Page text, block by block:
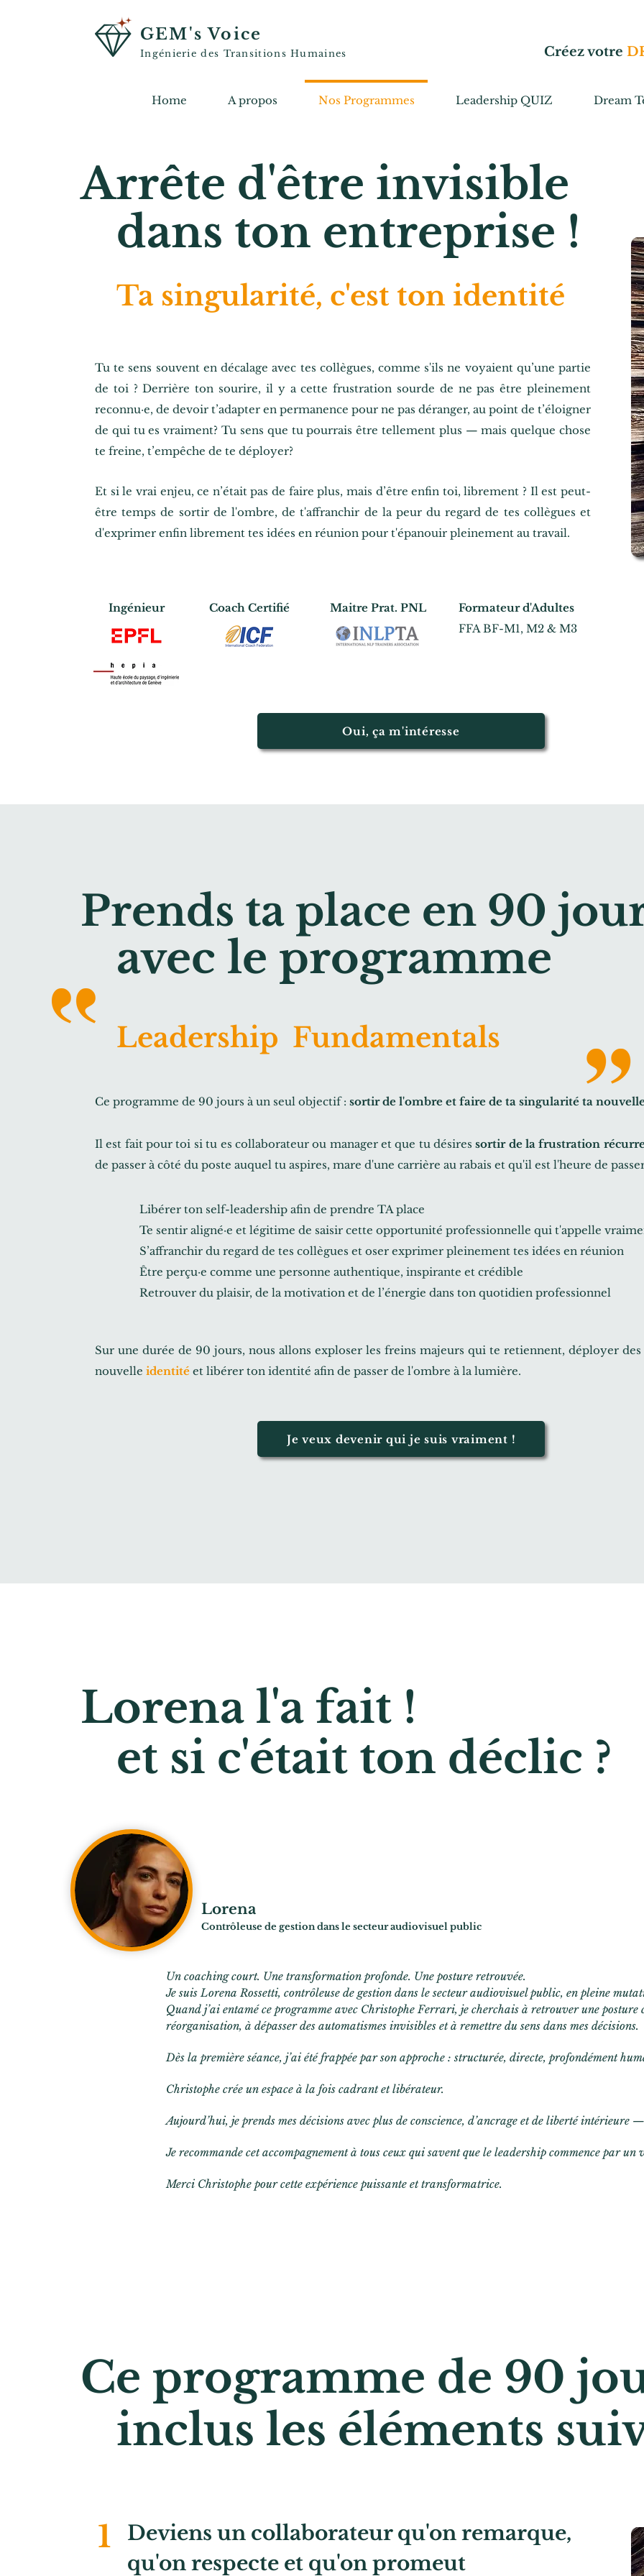
GEM's Voice
Ingénierie des Transitions Humaines Créez votre
Home A propos Nos Programmes Leadership QUIZ Dream
Tu te sens souvent en décalage avec tes collègues, comme s'ils ne voyaient qu’une partie
de toi ? Derrière ton sourire, il y a cette frustration sourde de ne pas être pleinement
reconnu·e, de devoir t’adapter en permanence pour ne pas déranger, au point de t’éloigner
de qui tu es vraiment? Tu sens que tu pourrais être tellement plus — mais quelque chose
te freine, t’empêche de te déployer?
Et si le vrai enjeu, ce n’était pas de faire plus, mais d’être enfin toi, librement ? Il est peut-
être temps de sortir de l'ombre, de t'affranchir de la peur du regard de tes collègues et
d'exprimer enfin librement tes idées en réunion pour t'épanouir pleinement au travail.
Arrête d'être invisible
dans ton entreprise !
Ta singularité, c'est ton identité
Ingénieur Coach Certifié Maitre Prat. PNL
Formateur d'Adultes
FFA BF-M1, M2 & M3
Oui, ça m'intéresse
Prends ta place en 90
Leadership Fundamentals
avec le programme
Ce programme de 90 jours à un seul objectif : sortir de l'ombre et faire de ta singularité ta
Il est fait pour toi si tu es collaborateur ou manager et que tu désiressortir de la frustration
de passer à côté du poste auquel tu aspires, mare d'une carrière au rabais et qu'il est l'heure de
Libérer ton self-leadership afin de prendre TA place
Te sentir aligné·e et légitime de saisir cette opportunité professionnelle qui t'appelle
S’affranchir du regard de tes collègues et oser exprimer pleinement tes idées en réunion
Être perçu·e comme une personne authentique, inspirante et crédible
Retrouver du plaisir, de la motivation et de l’énergie dans ton quotidien professionnel
Sur une durée de 90 jours, nous allons exploser les freins majeurs qui te retiennent, déployer
nouvelle identité et libérer ton identité afin de passer de l'ombre à la lumière.
Je veux devenir qui je suis vraiment !
Lorena l'a fait !
et si c'était ton déclic ?
Lorena
Contrôleuse de gestion dans le secteur audiovisuel public
Un coaching court. Une transformation profonde. Une posture retrouvée.
Je suis Lorena Rossetti, contrôleuse de gestion dans le secteur audiovisuel public, en pleine
Quand j’ai entamé ce programme avec Christophe Ferrari, je cherchais à retrouver une posture
réorganisation, à dépasser des automatismes invisibles et à remettre du sens dans mes décisions.
Dès la première séance, j’ai été frappée par son approche : structurée, directe, profondément
Christophe crée un espace à la fois cadrant et libérateur.
Aujourd’hui, je prends mes décisions avec plus de conscience, d’ancrage et de liberté intérieure
Je recommande cet accompagnement à tous ceux qui savent que le leadership commence par
Merci Christophe pour cette expérience puissante et transformatrice.
Ce programme de 90
inclus les éléments
1
Deviens un collaborateur qu'on remarque,
qu'on respecte et qu'on promeut